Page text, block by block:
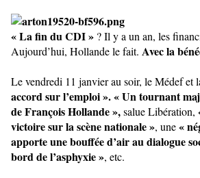
« La fin du CDI » ? Il y a un an, les
Aujourd’hui, Hollande le fait. Avec la
Le vendredi 11 janvier au soir, le Médef et
accord sur l’emploi ». « Un tournant
de François Hollande »,salue Libération,
victoire sur la scène nationale », une«
apporte une bouffée d’air au dialogue
bord de l’asphyxie », etc.